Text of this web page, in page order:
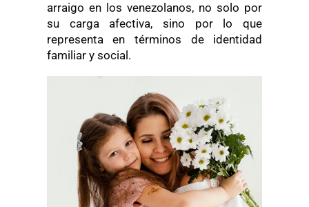
arraigo en los venezolanos, no solo por
su carga afectiva, sino por lo que
representa en términos de identidad
familiar y social.